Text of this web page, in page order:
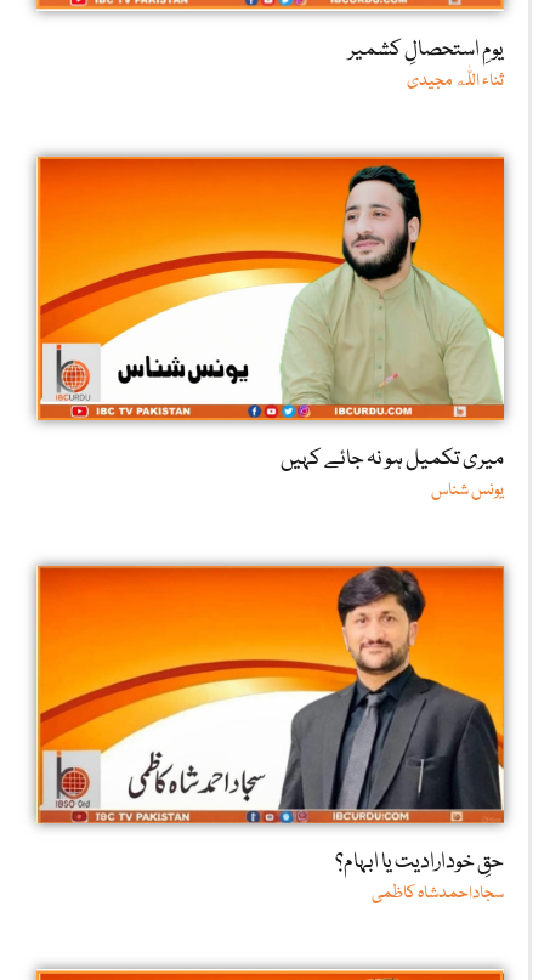
یومِ استحصالِ کشمیر
ثناء اللّٰه مجیدی
میری تکمیل ہو نہ جائے کہیں
یونس شناس
حقِ خودارادیت یا ابہام؟
سجاداحمدشاہ کاظمی